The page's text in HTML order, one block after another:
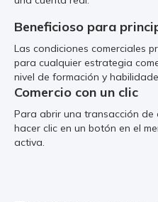
Beneficioso para
Las condiciones comerciales
para cualquier estrategia
nivel de formación y
Comercio con un clic
Para abrir una transacción de
hacer clic en un botón en el
activa.